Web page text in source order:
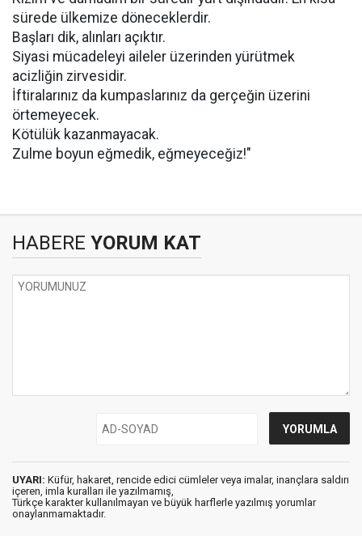
sürede ülkemize döneceklerdir.
Başları dik, alınları açıktır.
Siyasi mücadeleyi aileler üzerinden yürütmek
acizliğin zirvesidir.
İftiralarınız da kumpaslarınız da gerçeğin üzerini
örtemeyecek.
Kötülük kazanmayacak.
Zulme boyun eğmedik, eğmeyeceğiz!"
HABERE YORUM KAT
UYARI: Küfür, hakaret, rencide edici cümleler veya imalar, inançlara saldırı
içeren, imla kuralları ile yazılmamış,
Türkçe karakter kullanılmayan ve büyük harflerle yazılmış yorumlar
onaylanmamaktadır.